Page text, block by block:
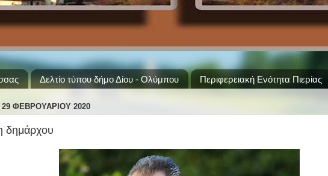
Δελτίο τύπου δήμο Δίου - Ολύμπου Περιφερειακή Ενότητα Πιερίας
ΦΕΒΡΟΥΑΡΊΟΥ 2020
δημάρχου